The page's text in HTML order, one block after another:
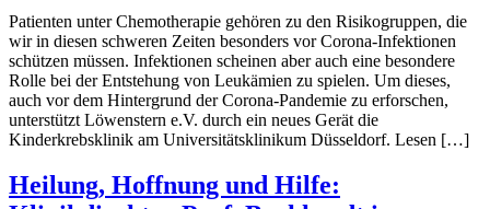
Patienten unter Chemotherapie gehören zu den Risikogruppen, die
wir in diesen schweren Zeiten besonders vor Corona-Infektionen
schützen müssen. Infektionen scheinen aber auch eine besondere
Rolle bei der Entstehung von Leukämien zu spielen. Um dieses,
auch vor dem Hintergrund der Corona-Pandemie zu erforschen,
unterstützt Löwenstern e.V. durch ein neues Gerät die
Kinderkrebsklinik am Universitätsklinikum Düsseldorf. Lesen […]
Heilung, Hoffnung und Hilfe: